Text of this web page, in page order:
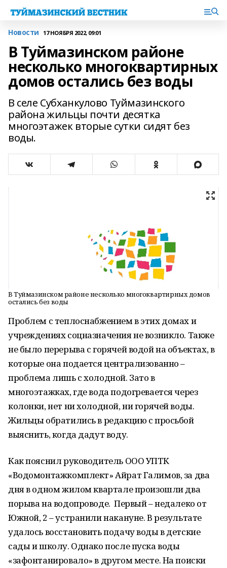
Новости 17 НОЯБРЯ 2022, 09:01
В Туймазинском районе
несколько многоквартирных
домов остались без воды
В селе Субханкулово Туймазинского
района жильцы почти десятка
многоэтажек вторые сутки сидят без
воды.
В Туймазинском районе несколько многоквартирных домов
остались без воды
Проблем с теплоснабжением в этих домах и
учреждениях соцназначения не возникло. Также
не было перерыва с горячей водой на объектах, в
которые она подается централизованно –
проблема лишь с холодной. Зато в
многоэтажках, где вода подогревается через
колонки, нет ни холодной, ни горячей воды.
Жильцы обратились в редакцию с просьбой
выяснить, когда дадут воду.
Как пояснил руководитель ООО УПТК
«Водомонтажкомплект» Айрат Галимов, за два
дня в одном жилом квартале произошли два
порыва на водопроводе. Первый – недалеко от
Южной, 2 – устранили накануне. В результате
удалось восстановить подачу воды в детские
сады и школу. Однако после пуска воды
«зафонтанировало» в другом месте. На поиски